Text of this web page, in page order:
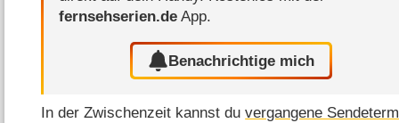
fernsehserien.de App.
Benachrichtige mich
In der Zwischenzeit kannst duvergangene